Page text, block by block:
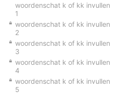
woordenschat k of kk invullen
1
woordenschat k of kk invullen
2
woordenschat k of kk invullen
3
woordenschat k of kk invullen
4
woordenschat k of kk invullen
5